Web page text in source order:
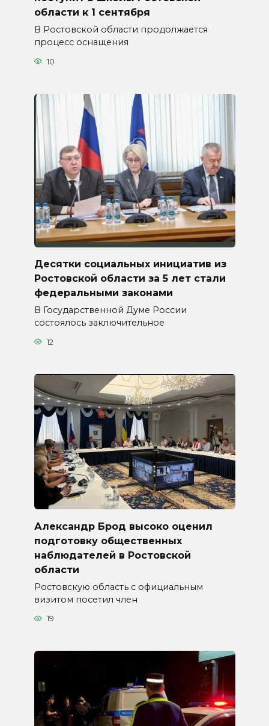
области к 1 сентября
В Ростовской области продолжается
процесс оснащения
10
Десятки социальных инициатив из
Ростовской области за 5 лет стали
федеральными законами
В Государственной Думе России
состоялось заключительное
12
Александр Брод высоко оценил
подготовку общественных
наблюдателей в Ростовской
области
Ростовскую область с официальным
визитом посетил член
19